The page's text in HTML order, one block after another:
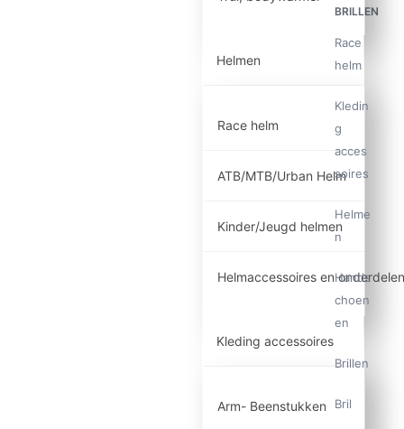
Helmen
Race helm
ATB/MTB/Urban Helm
Kinder/Jeugd helmen
Helmaccessoires en onderdelen
Kleding accessoires
Arm- Beenstukken
BRILLEN
Race
helm
Kledin
g
acces
soires
Helme
n
Hands
choen
en
Brillen
Bril